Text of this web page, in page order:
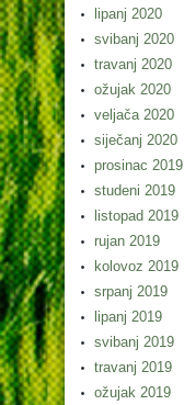
lipanj 2020
svibanj 2020
travanj 2020
ožujak 2020
veljača 2020
siječanj 2020
prosinac 2019
studeni 2019
listopad 2019
rujan 2019
kolovoz 2019
srpanj 2019
lipanj 2019
svibanj 2019
travanj 2019
ožujak 2019